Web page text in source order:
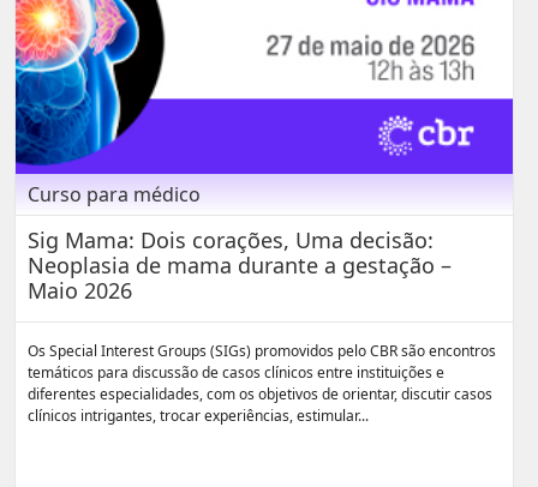
Curso para médico
Sig Mama: Dois corações, Uma decisão:
Neoplasia de mama durante a gestação –
Maio 2026
Os Special Interest Groups (SIGs) promovidos pelo CBR são encontros
temáticos para discussão de casos clínicos entre instituições e
diferentes especialidades, com os objetivos de orientar, discutir casos
clínicos intrigantes, trocar experiências, estimular...